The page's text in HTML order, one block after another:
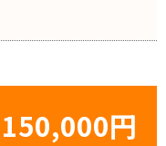
150,000円